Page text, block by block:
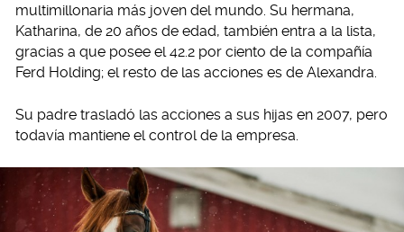
multimillonaria más joven del mundo. Su hermana,
Katharina, de 20 años de edad, también entra a la lista,
gracias a que posee el 42.2 por ciento de la compañía
Ferd Holding; el resto de las acciones es de Alexandra.
Su padre trasladó las acciones a sus hijas en 2007, pero
todavía mantiene el control de la empresa.